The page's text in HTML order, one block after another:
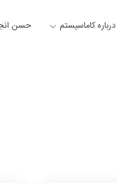
درباره کاماسیستم حسن